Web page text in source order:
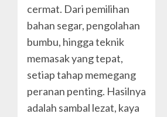
cermat. Dari pemilihan
bahan segar, pengolahan
bumbu, hingga teknik
memasak yang tepat,
setiap tahap memegang
peranan penting. Hasilnya
adalah sambal lezat, kaya